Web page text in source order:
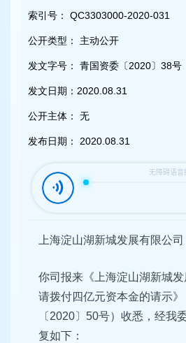
索引号： QC3303000-2020-031
公开类型： 主动公开
发文字号： 青国资委〔2020〕38号
发文日期： 2020.08.31
公开主体： 无
发布日期： 2020.08.31
上海淀山湖新城发展有限公司
你司报来《上海淀山湖新城
请拨付四亿元资本金的请示
〔2020〕50号）收悉，经我
复如下：